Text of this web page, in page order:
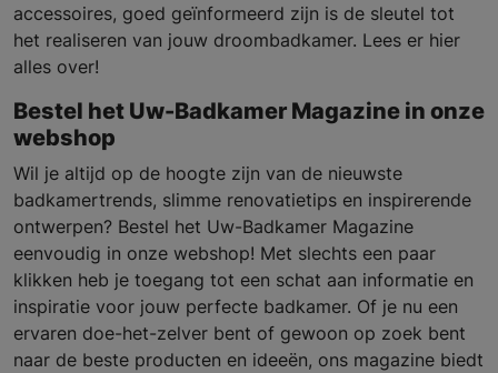
accessoires, goed geïnformeerd zijn is de sleutel tot
het realiseren van jouw droombadkamer. Lees er hier
alles over!
Bestel het Uw-Badkamer Magazine in onze
webshop
Wil je altijd op de hoogte zijn van de nieuwste
badkamertrends, slimme renovatietips en inspirerende
ontwerpen? Bestel het Uw-Badkamer Magazine
eenvoudig in onze webshop! Met slechts een paar
klikken heb je toegang tot een schat aan informatie en
inspiratie voor jouw perfecte badkamer. Of je nu een
ervaren doe-het-zelver bent of gewoon op zoek bent
naar de beste producten en ideeën, ons magazine biedt